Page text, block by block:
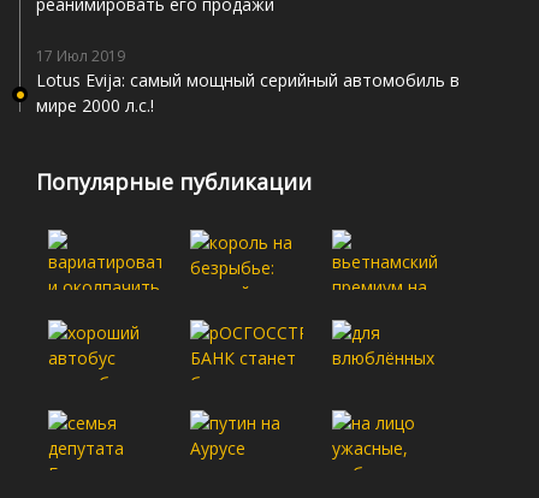
17 Июл 2019
Lotus Evija: самый мощный серийный автомобиль в
мире 2000 л.с.!
Популярные публикации